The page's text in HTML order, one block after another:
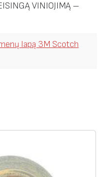
VINIOJIMĄ –
lapą 3M Scotch